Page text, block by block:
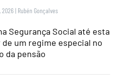
2026 | Rubén Gonçalves
Segurança Social até esta
um regime especial no
da pensão